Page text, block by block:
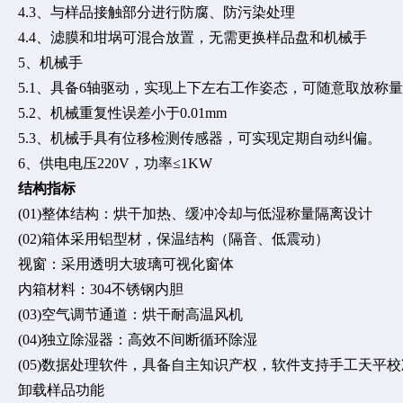
4.3、与样品接触部分进行防腐、防污染处理
4.4、滤膜和坩埚可混合放置，无需更换样品盘和机械手
5、机械手
5.1、具备6轴驱动，实现上下左右工作姿态，可随意取放称
5.2、机械重复性误差小于0.01mm
5.3、机械手具有位移检测传感器，可实现定期自动纠偏。
6、供电电压220V，功率≤1KW
结构指标
(01)整体结构：烘干加热、缓冲冷却与低湿称量隔离设计
(02)箱体采用铝型材，保温结构（隔音、低震动）
视窗：采用透明大玻璃可视化窗体
内箱材料： 304不锈钢内胆
(03)空气调节通道：烘干耐高温风机
(04)独立除湿器：高效不间断循环除湿
(05)数据处理软件，具备自主知识产权，软件支持手工天平
卸载样品功能